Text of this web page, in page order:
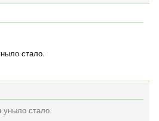
стало.
уныло стало.